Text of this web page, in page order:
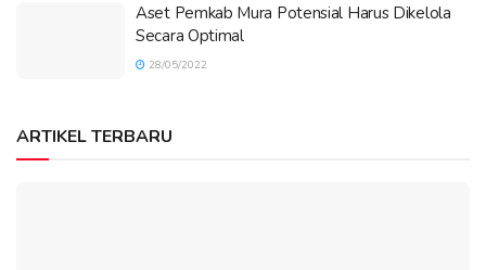
Aset Pemkab Mura Potensial Harus Dikelola
Secara Optimal
28/05/2022
ARTIKEL TERBARU